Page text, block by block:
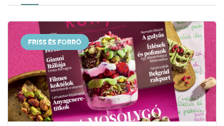
FRISS ÉS FORRÓ